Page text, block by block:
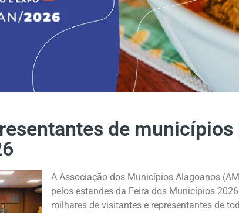
de
A Associação dos Municípios Alagoanos
pelos estandes da Feira dos Municípios
milhares de visitantes e representantes de